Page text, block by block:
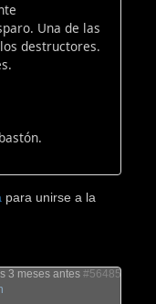
Una de las
destructores.
para unirse a la
3 meses antes #56485